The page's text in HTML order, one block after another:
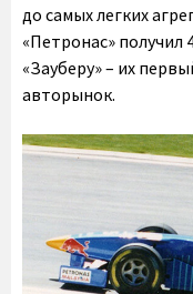
до самых легких
«Петронас» получил
«Зауберу» – их
авторынок.